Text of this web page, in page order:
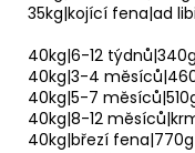
35kg|kojící fena|ad
40kg|6-12 týdnů|340g
40kg|3-4
40kg|5-7
40kg|8-12
40kg|březí fena|770g